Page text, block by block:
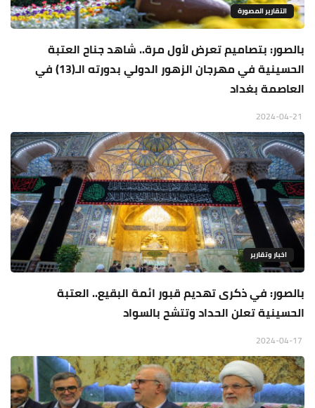
التقارير المصورة
بالصور: بتصاميم تعرض لأول مرة.. شاهد جناح العتبة
الحسينية في مهرجان الزهور الدولي بدورته الـ(13) في
العاصمة بغداد
اخبار وتقارير
بالصور: في ذكرى تهديم قبور ائمة البقيع.. العتبة
الحسينية تعلن الحداد وتتشح بالسواد